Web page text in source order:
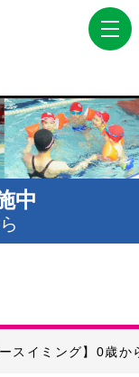
中
ースイミング】0歳か